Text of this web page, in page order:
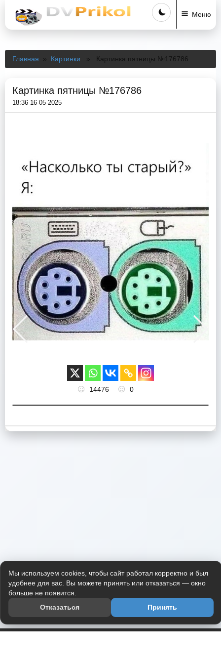
Меню
Главная » Картинки » Картинка пятницы №176786
Картинка пятницы №176786
18:36 16-05-2025
14476 0
Мы используем cookies, чтобы сайт работал корректно и был
удобнее для вас. Вы можете принять или отказаться — окно
больше не появится.
Отказаться
Принять